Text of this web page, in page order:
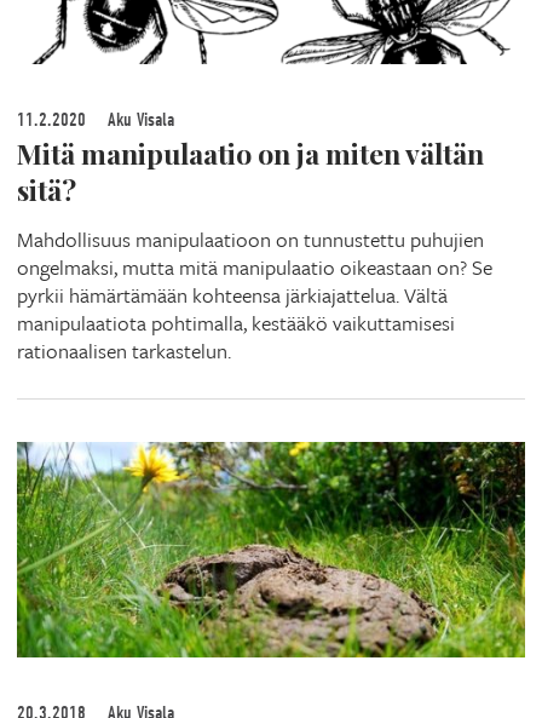
11.2.2020 Aku Visala
Mitä manipulaatio on ja miten vältän
sitä?
Mahdollisuus manipulaatioon on tunnustettu puhujien
ongelmaksi, mutta mitä manipulaatio oikeastaan on? Se
pyrkii hämärtämään kohteensa järkiajattelua. Vältä
manipulaatiota pohtimalla, kestääkö vaikuttamisesi
rationaalisen tarkastelun.
20.3.2018 Aku Visala